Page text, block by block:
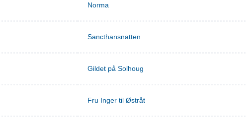
Norma
Sancthansnatten
Gildet på Solhoug
Fru Inger til Østråt